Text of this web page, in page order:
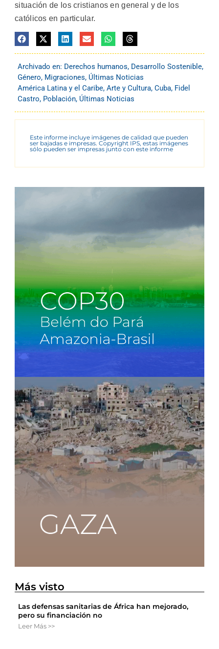
situación de los cristianos en general y de los
católicos en particular.
Archivado en: Derechos humanos, Desarrollo Sostenible,
Género, Migraciones, Últimas Noticias
América Latina y el Caribe, Arte y Cultura, Cuba, Fidel
Castro, Población, Últimas Noticias
Este informe incluye imágenes de calidad que pueden
ser bajadas e impresas. Copyright IPS, estas imágenes
sólo pueden ser impresas junto con este informe
Más visto
Las defensas sanitarias de África han mejorado,
pero su financiación no
Leer Más >>